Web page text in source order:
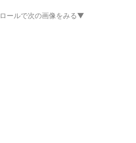
ールで次の画像をみる▼